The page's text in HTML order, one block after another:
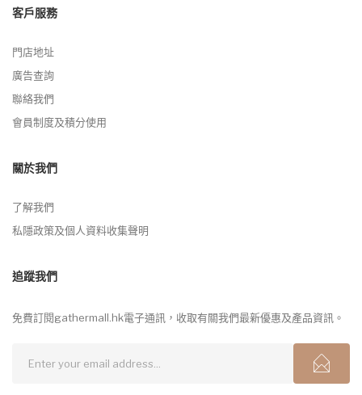
客戶服務
門店地址
廣告查詢
聯絡我們
會員制度及積分使用
關於我們
了解我們
私隱政策及個人資料收集聲明
追蹤我們
免費訂閱gathermall.hk電子通訊，收取有關我們最新優惠及產品資訊。